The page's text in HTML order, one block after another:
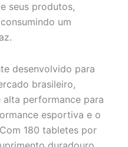
seus produtos,
um
desenvolvido para
brasileiro,
performance para
esportiva e o
180 tabletes por